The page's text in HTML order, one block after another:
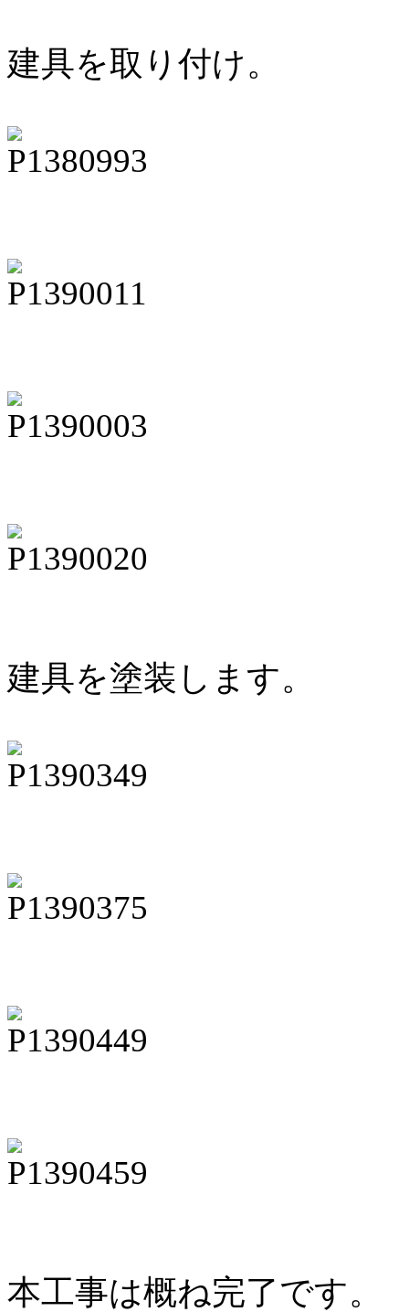
建具を取り付け。
建具を塗装します。
本工事は概ね完了です。